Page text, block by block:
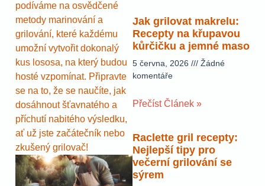
podíváme na osvědčené
metody marinování a
grilování, které každému
umožní vytvořit dokonalý
kus lososa, na který budou
hosté vzpomínat. Připravte
se na to, že se naučíte, jak
dosáhnout šťavnatého a
příchutí nabitého výsledku,
ať už jste začátečník nebo
zkušený grilovač!
Jak grilovat makrelu:
Recepty na křupavou
kůrčičku a jemné maso
5 června, 2026
Žádné
komentáře
Přečíst Článek »
Raclette gril recepty:
Nejlepší tipy pro
večerní grilování se
sýrem